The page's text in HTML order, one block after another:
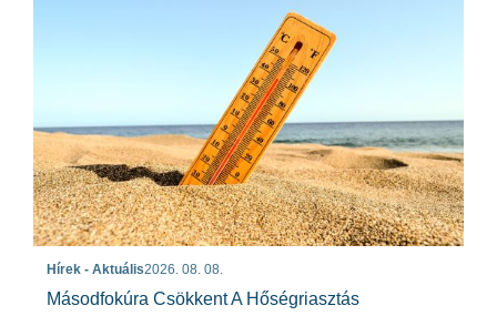
Hírek - Aktuális2026. 08. 08.
Másodfokúra Csökkent A Hőségriasztás